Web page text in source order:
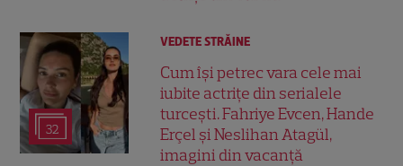
32
VEDETE STRĂINE
Cum își petrec vara cele mai
iubite actrițe din serialele
turcești. Fahriye Evcen, Hande
Erçel și Neslihan Atagül,
imagini din vacanță